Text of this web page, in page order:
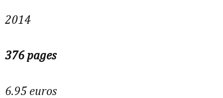
2014
376 pages
6.95 euros